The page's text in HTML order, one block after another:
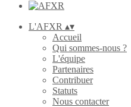
L'AFXR ▴▾
Accueil
Qui sommes-nous ?
L'équipe
Partenaires
Contribuer
Statuts
Nous contacter